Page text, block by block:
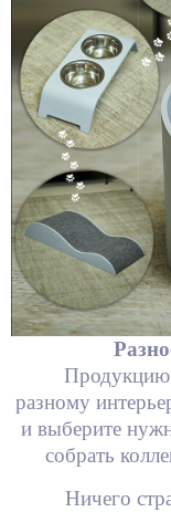
Продукцию
разному
и выберите
собрать
Ничего